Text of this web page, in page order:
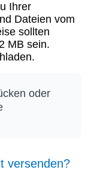
Ihrer
Dateien vom
sollten
MB sein.
oder
versenden?